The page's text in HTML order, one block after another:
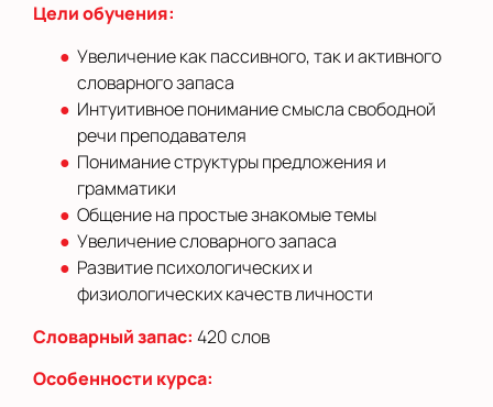
Цели обучения:
Увеличение как пассивного, так и активного
словарного запаса
Интуитивное понимание смысла свободной
речи преподавателя
Понимание структуры предложения и
грамматики
Общение на простые знакомые темы
Увеличение словарного запаса
Развитие психологических и
физиологических качеств личности
Словарный запас: 420 слов
Особенности курса: